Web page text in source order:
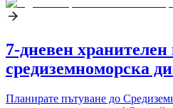
7-дневен хранителен
средиземноморска
Планирате пътуване до